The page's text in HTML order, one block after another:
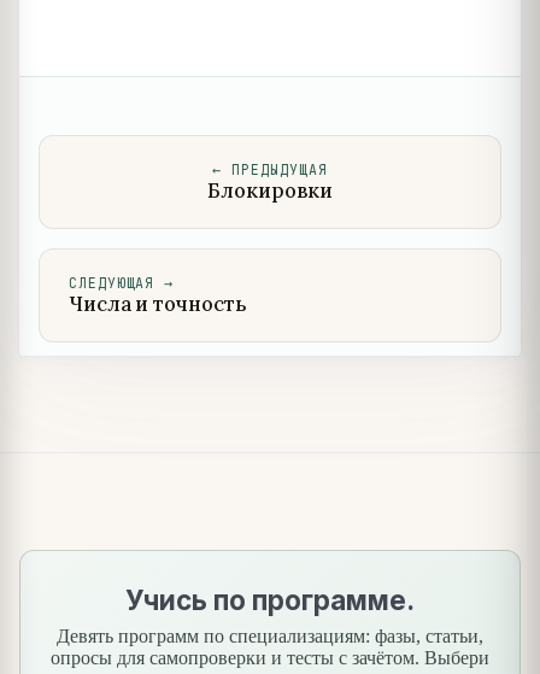
← ПРЕДЫДУЩАЯ
Блокировки
СЛЕДУЮЩАЯ →
Числа и точность
Учись по программе.
Девять программ по специализациям: фазы, статьи,
опросы для самопроверки и тесты с зачётом. Выбери